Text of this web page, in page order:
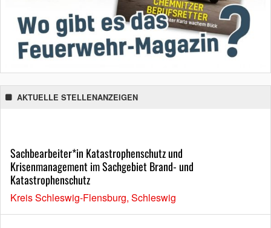
AKTUELLE STELLENANZEIGEN
Sachbearbeiter*in Katastrophenschutz und
Krisenmanagement im Sachgebiet Brand- und
Katastrophenschutz
Kreis Schleswig-Flensburg, Schleswig